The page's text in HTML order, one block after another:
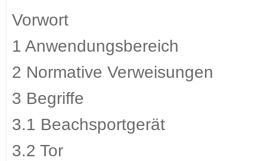
Vorwort
1 Anwendungsbereich
2 Normative Verweisungen
3 Begriffe
3.1 Beachsportgerät
3.2 Tor